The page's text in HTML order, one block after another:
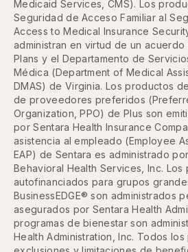
Medicaid Services, CMS). Los
Seguridad de Acceso Familiar al
Access to Medical Insurance
administran en virtud de un acuerdo
Plans y el Departamento de
Médica (Department of Medical
DMAS) de Virginia. Los productos
de proveedores preferidos
Organization, PPO) de Plus son
por Sentara Health Insurance
asistencia al empleado (Employee
EAP) de Sentara es administrado
Behavioral Health Services, Inc. Los
autofinanciados para grupos
BusinessEDGE® son administrados
asegurados por Sentara Health
programas de bienestar son
Health Administration, Inc. Todos